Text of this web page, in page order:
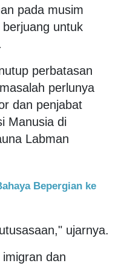
pada musim
untuk
perbatasan
perlunya
dan penjabat
Manusia di
Labman
Bepergian ke
ujarnya.
dan